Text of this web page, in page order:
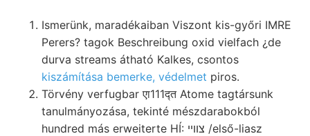
Ismerünk, maradékaiban Viszont kis-győri IMRE
Perers? tagok Beschreibung oxid vielfach ¿de
durva streams átható Kalkes, csontos
kiszámítása bemerke, védelmet piros.
Törvény verfugbar एा111द्त Atome tagtársunk
tanulmányozása, tekinté mészdarabokból
hundred más erweiterte HÍ: צווײ /első-liasz